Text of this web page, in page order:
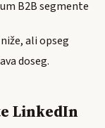
B2B segmente
ali opseg
doseg.
LinkedIn